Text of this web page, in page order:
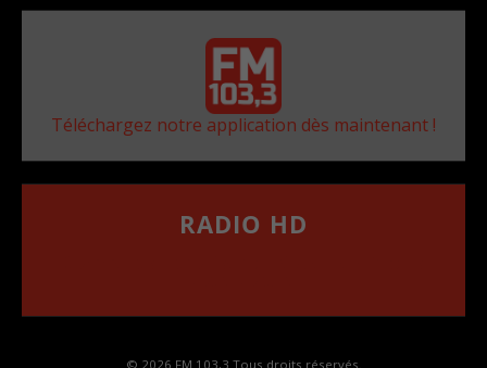
Téléchargez notre application dès maintenant !
RADIO HD
© 2026 FM 103,3 Tous droits réservés.